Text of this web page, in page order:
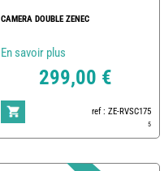
CAMERA DOUBLE ZENEC
En savoir plus
299,00 €
ref : ZE-RVSC175
5